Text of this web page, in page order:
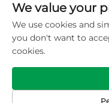
著作権 © 開封大同耐火材料
イバ
We value your
We use cookies and
you don't want to
cookies.